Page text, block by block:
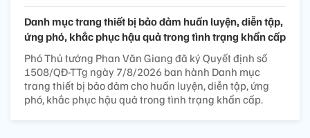
Danh mục trang thiết bị bảo đảm huấn luyện, diễn tập,
ứng phó, khắc phục hậu quả trong tình trạng khẩn cấp
Phó Thủ tướng Phan Văn Giang đã ký Quyết định số
1508/QĐ-TTg ngày 7/8/2026 ban hành Danh mục
trang thiết bị bảo đảm cho huấn luyện, diễn tập, ứng
phó, khắc phục hậu quả trong tình trạng khẩn cấp.